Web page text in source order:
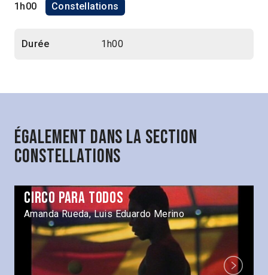
1h00 Constellations
Durée 1h00
Également dans la section
Constellations
Circo para todos
Amanda Rueda, Luis Eduardo Merino
Next